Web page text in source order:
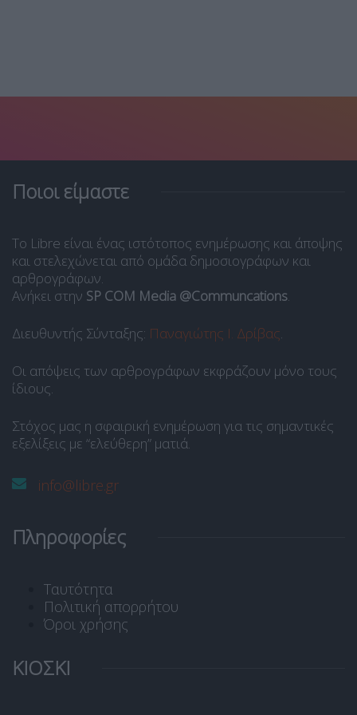
Ποιοι είμαστε
Το Libre είναι ένας ιστότοπος ενημέρωσης και άποψης
και στελεχώνεται από ομάδα δημοσιογράφων και
αρθρογράφων.
Ανήκει στην SP COM Media @Communcations.
Διευθυντής Σύνταξης: Παναγιώτης Ι. Δρίβας.
Οι απόψεις των αρθρογράφων εκφράζουν μόνο τους
ίδιους.
Στόχος μας η σφαιρική ενημέρωση για τις σημαντικές
εξελίξεις με “ελεύθερη” ματιά.
info@libre.gr
Πληροφορίες
Ταυτότητα
Πολιτική απορρήτου
Όροι χρήσης
ΚΙΟΣΚΙ